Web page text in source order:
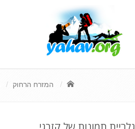
המזרח הרחוק